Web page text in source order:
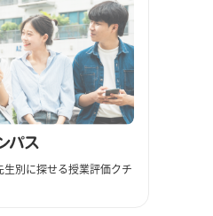
別に探せる授業評価クチ